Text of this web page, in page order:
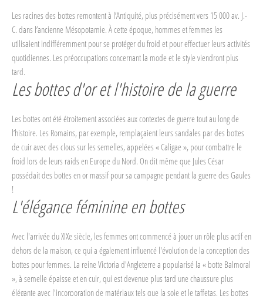
Les racines des bottes remontent à l’Antiquité, plus précisément vers 15 000 av. J.-
C. dans l’ancienne Mésopotamie. À cette époque, hommes et femmes les
utilisaient indifféremment pour se protéger du froid et pour effectuer leurs activités
quotidiennes. Les préoccupations concernant la mode et le style viendront plus
tard.
Les bottes d'or et l'histoire de la guerre
Les bottes ont été étroitement associées aux contextes de guerre tout au long de
l’histoire. Les Romains, par exemple, remplaçaient leurs sandales par des bottes
de cuir avec des clous sur les semelles, appelées « Caligae », pour combattre le
froid lors de leurs raids en Europe du Nord. On dit même que Jules César
possédait des bottes en or massif pour sa campagne pendant la guerre des Gaules
!
L'élégance féminine en bottes
Avec l'arrivée du XIXe siècle, les femmes ont commencé à jouer un rôle plus actif en
dehors de la maison, ce qui a également influencé l'évolution de la conception des
bottes pour femmes. La reine Victoria d'Angleterre a popularisé la « botte Balmoral
», à semelle épaisse et en cuir, qui est devenue plus tard une chaussure plus
élégante avec l'incorporation de matériaux tels que la soie et le taffetas. Les bottes